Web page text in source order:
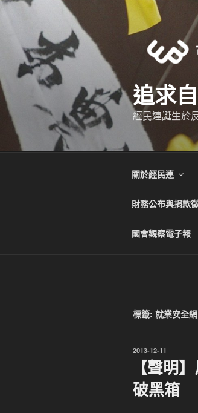
跳
容
追求
經民連誕生於
關於經民連
財務公布與捐款
國會觀察電子報
標籤: 就業安全網
發
2013-12-11
【聲明
破黑箱